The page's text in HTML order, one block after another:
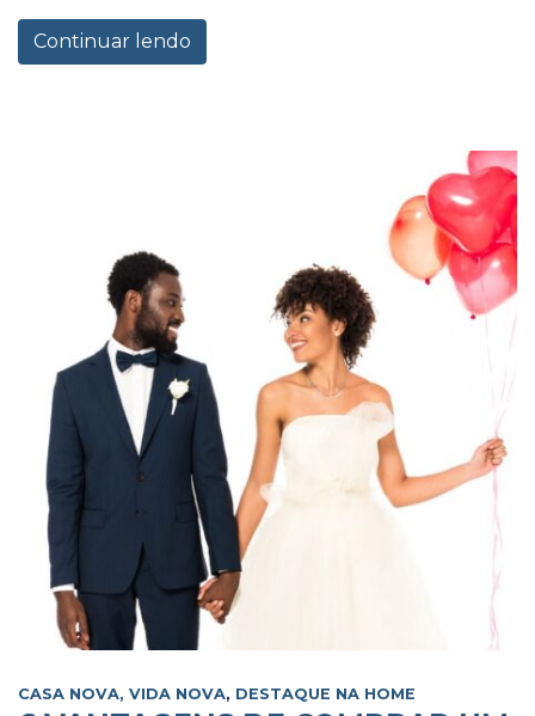
Continuar lendo
CASA NOVA, VIDA NOVA, DESTAQUE NA HOME